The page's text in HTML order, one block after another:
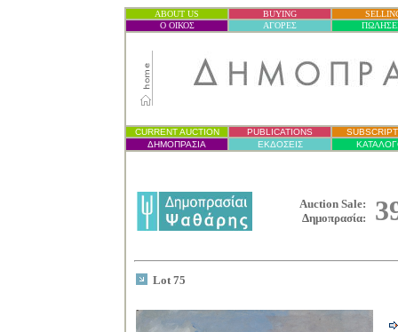
ABOUT US BUYING
Ο ΟΙΚΟΣ
ΑΓΟΡΕΣ
CURRENT AUCTION PUBLICATIONS
ΔΗΜΟΠΡΑΣΙΑ ΕΚΔΟΣΕΙΣ
Auction Sale:
Δημοπρασία:
Lot 75